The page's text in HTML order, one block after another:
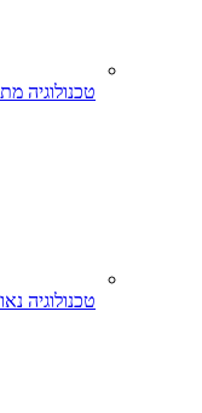
טכנולוגיה
טכנולוגיה